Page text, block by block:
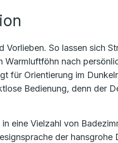
Vorlieben. So lassen sich
nach
für Orientierung im
Bedienung, denn der
eine Vielzahl von
der hansgrohe